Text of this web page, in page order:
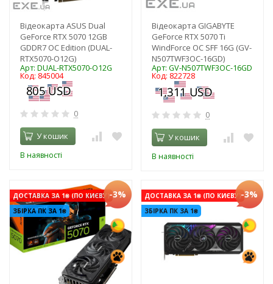
Відеокарта ASUS Dual
GeForce RTX 5070 12GB
GDDR7 OC Edition (DUAL-
RTX5070-O12G)
Арт: DUAL-RTX5070-O12G
Код: 845004
0
У кошик
В наявності
Відеокарта GIGABYTE
GeForce RTX 5070 Ti
WindForce OC SFF 16G (GV-
N507TWF3OC-16GD)
Арт: GV-N507TWF3OC-16GD
Код: 822728
0
У кошик
В наявності
ДОСТАВКА ЗА 1₴ (ПО КИЄВУ)
ЗБІРКА ПК ЗА 1₴
-3%
ДОСТАВКА ЗА 1₴ (ПО КИЄВУ)
ЗБІРКА ПК ЗА 1₴
-3%